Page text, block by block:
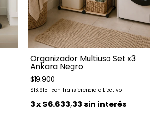
Organizador Multiuso Set x3
Ankara Negro
$19.900
$16.915
3x$6.633,33sin interés